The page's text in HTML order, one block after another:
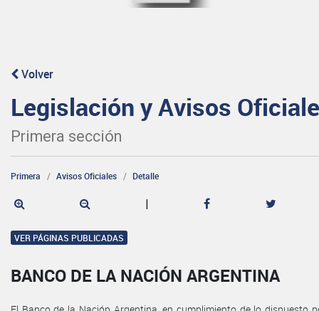
Volver
Legislación y Avisos
Primera sección
Primera Avisos Oficiales Detalle
|
VER PÁGINAS PUBLICADAS
BANCO DE LA NACIÓN ARGENTINA